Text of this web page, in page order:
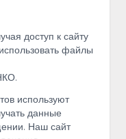
доступ к сайту
файлы
используют
данные
Наш сайт